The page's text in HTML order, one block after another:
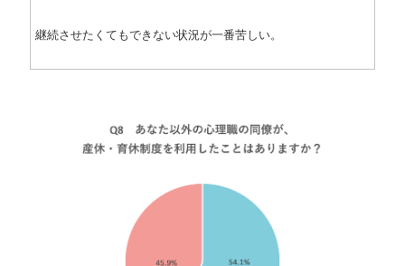
継続させたくてもできない状況が一番苦しい。